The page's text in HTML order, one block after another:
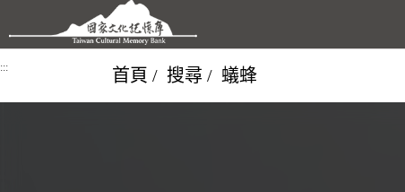
跳到主要內容區塊
::: 首頁 搜尋 蟻蜂